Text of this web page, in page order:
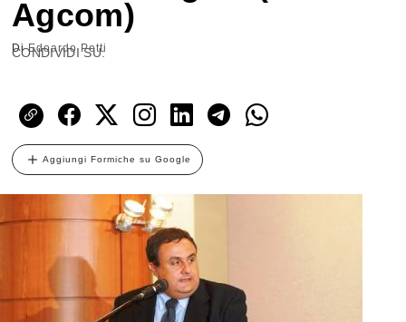
Agcom)
DiEdoardo Petti
CONDIVIDI SU:
Aggiungi Formiche su Google